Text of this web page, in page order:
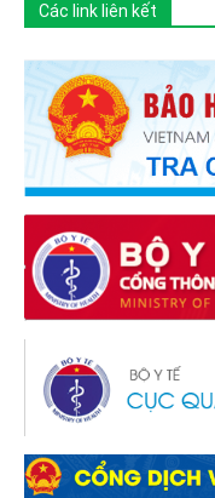
Các link liên kết